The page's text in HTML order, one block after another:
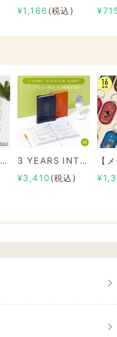
¥1,166 (税込)
FAPIEDファミリーソックスセット 総柄
3 YEARS INTERVIEW DIARY
¥3,410 (税込)